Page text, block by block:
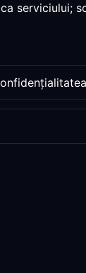
serviciului;